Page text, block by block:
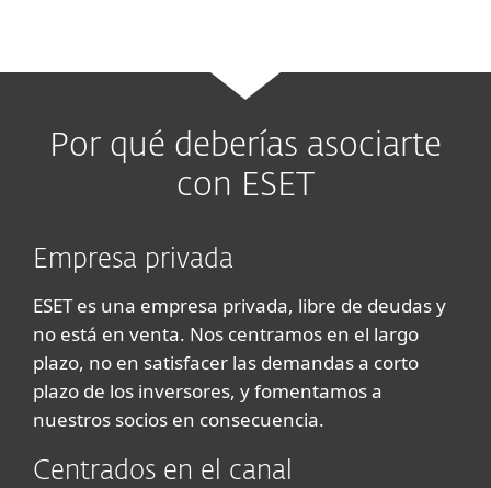
Por qué deberías asociarte
con ESET
Centrados en el canal
Empresa privada
ESET es una empresa privada, libre de deudas y
no está en venta. Nos centramos en el largo
plazo, no en satisfacer las demandas a corto
plazo de los inversores, y fomentamos a
nuestros socios en consecuencia.